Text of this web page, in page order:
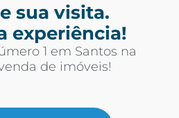
sua visita.
experiência!
1 em Santos na
de imóveis!